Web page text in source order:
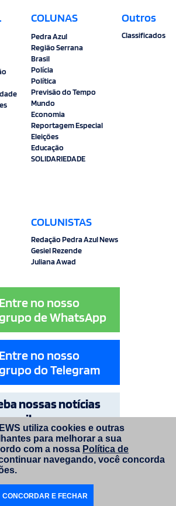
COLUNAS
Pedra Azul
Região Serrana
Brasil
Polícia
Política
Previsão do Tempo
Mundo
Economia
Reportagem Especial
Eleições
Educação
SOLIDARIEDADE
COLUNISTAS
Redação Pedra Azul News
Gesiel Rezende
Juliana Awad
Outros
Classificados
Entre no nosso
de WhatsApp
Entre no nosso
do Telegram
nossas notícias
mail
OK
Pedra Azul News 2026. Todos os direitos
| Layout do site:faroldesign.com.br
utiliza cookies e outras
para melhorar a sua
com a nossa Política de
navegando, você concorda
CONCORDAR E FECHAR